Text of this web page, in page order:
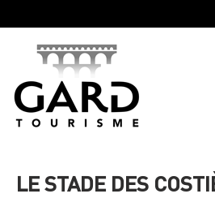
LE STADE DES